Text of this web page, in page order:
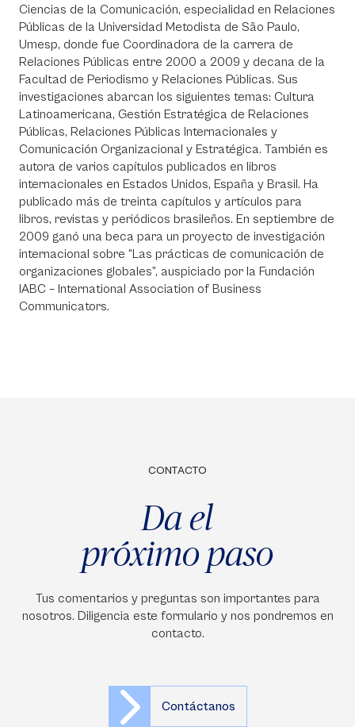
Ciencias de la Comunicación, especialidad en Relaciones
Públicas de la Universidad Metodista de São Paulo,
Umesp, donde fue Coordinadora de la carrera de
Relaciones Públicas entre 2000 a 2009 y decana de la
Facultad de Periodismo y Relaciones Públicas. Sus
investigaciones abarcan los siguientes temas: Cultura
Latinoamericana, Gestión Estratégica de Relaciones
Públicas, Relaciones Públicas Internacionales y
Comunicación Organizacional y Estratégica. También es
autora de varios capítulos publicados en libros
internacionales en Estados Unidos, España y Brasil. Ha
publicado más de treinta capítulos y artículos para
libros, revistas y periódicos brasileños. En septiembre de
2009 ganó una beca para un proyecto de investigación
internacional sobre “Las prácticas de comunicación de
organizaciones globales”, auspiciado por la Fundación
IABC – International Association of Business
Communicators.
CONTACTO
Da el
próximo paso
Tus comentarios y preguntas son importantes para
nosotros. Diligencia este formulario y nos pondremos en
contacto.
Contáctanos